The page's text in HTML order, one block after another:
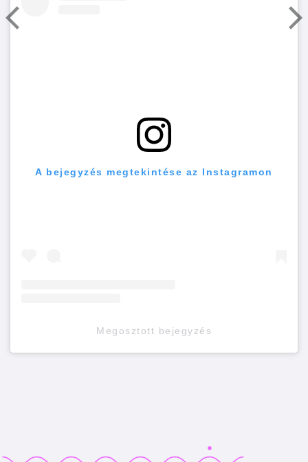
A bejegyzés megtekintése az Instagramon
Megosztott bejegyzés